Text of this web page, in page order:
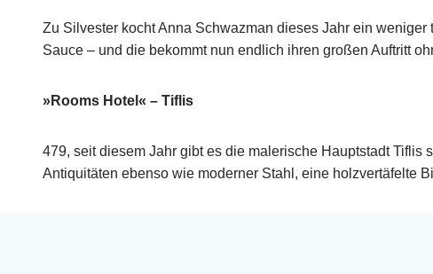
Zu Silvester kocht Anna Schwazman dieses Jahr ein
Sauce – und die bekommt nun endlich ihren großen Auftritt
»Rooms Hotel« – Tiflis
479, seit diesem Jahr gibt es die malerische Hauptstadt
Antiquitäten ebenso wie moderner Stahl, eine holzvertäfelte